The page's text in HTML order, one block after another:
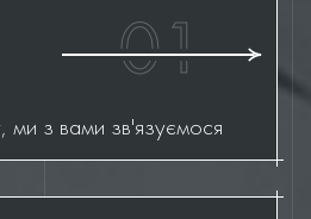
01
ми з вами зв'язуємося